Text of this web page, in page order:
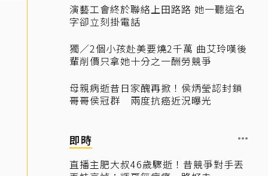
演藝工會終於聯絡上田路路 她一聽這名
字卻立刻掛電話
獨／2個小孩赴美要燒2千萬 曲艾玲嘆後
輩削價只拿她十分之一酬勞競爭
母親病逝昔日家醜再掀！侯炳瑩認封鎖
哥哥侯冠群 兩度抗癌近況曝光
即時
直播主肥大叔46歲驟逝！昔競爭對手丟